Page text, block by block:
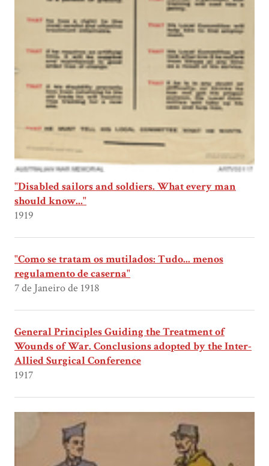
"Disabled sailors and soldiers. What every man
should know..."
1919
"Como se tratam os mutilados: Tudo... menos
regulamento de caserna"
7 de Janeiro de 1918
General Principles Guiding the Treatment of
Wounds of War. Conclusions adopted by the Inter-
Allied Surgical Conference
1917